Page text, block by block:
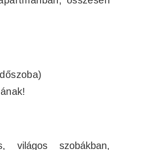
világos szobákban,